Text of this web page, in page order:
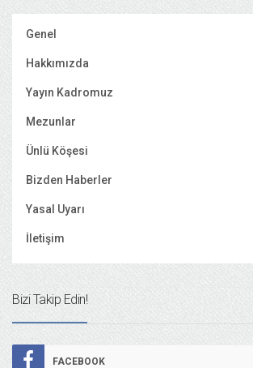
Genel
Hakkımızda
Yayın Kadromuz
Mezunlar
Ünlü Köşesi
Bizden Haberler
Yasal Uyarı
İletişim
Bizi Takip Edin!
FACEBOOK